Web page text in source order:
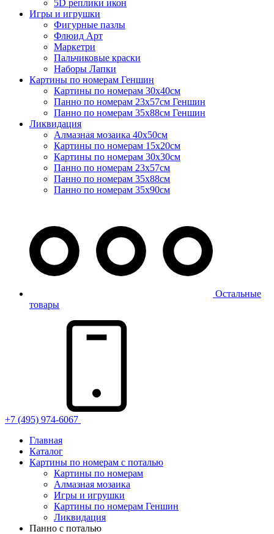
5D реплики икон
Игры и игрушки
Фигурные пазлы
Флюид Арт
Маркетри
Пальчиковые краски
Наборы Лапки
Картины по номерам Геншин
Картины по номерам 30х40см
Панно по номерам 23х57см Геншин
Панно по номерам 35х88см Геншин
Ликвидация
Алмазная мозаика 40х50см
Картины по номерам 15х20см
Картины по номерам 30х30см
Панно по номерам 23х57см
Панно по номерам 35х88см
Панно по номерам 35х90см
Остальные
товары
+7 (495) 974-6067
Главная
Каталог
Картины по номерам с поталью
Картины по номерам
Алмазная мозаика
Игры и игрушки
Картины по номерам Геншин
Ликвидация
Панно с поталью